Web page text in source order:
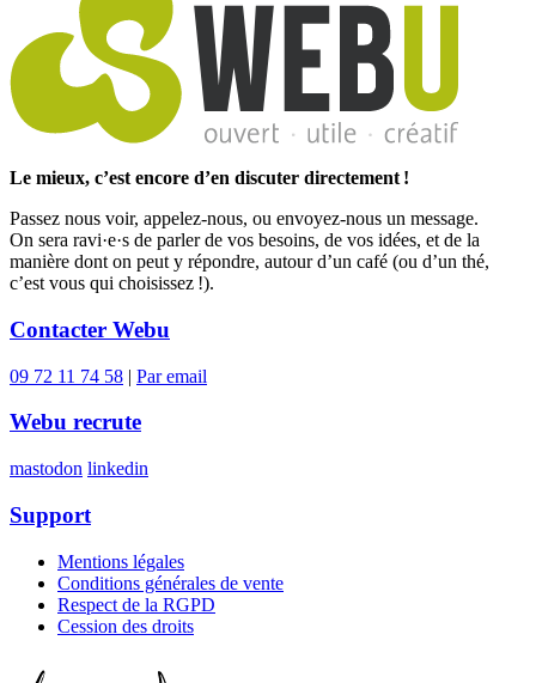
Le mieux, c’est encore d’en discuter directement !
Passez nous voir, appelez-nous, ou envoyez-nous un message.
On sera ravi·e·s de parler de vos besoins, de vos idées, et de la
manière dont on peut y répondre, autour d’un café (ou d’un thé,
c’est vous qui choisissez !).
Contacter Webu
09 72 11 74 58 | Par email
Webu recrute
mastodon linkedin
Support
Mentions légales
Conditions générales de vente
Respect de la RGPD
Cession des droits